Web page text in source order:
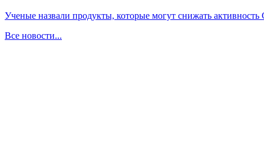
Ученые назвали продукты, которые могут снижать
Все новости...